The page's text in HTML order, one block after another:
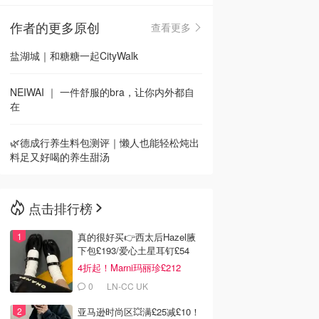
🇳🇿新西兰
作者的更多原创
查看更多
盐湖城｜和糖糖一起CityWalk
NEIWAI ｜ 一件舒服的bra，让你内外都自
在
🌿德成行养生料包测评｜懒人也能轻松炖出
料足又好喝的养生甜汤
点击排行榜
真的很好买👉西太后Hazel腋
下包£193/爱心土星耳钉£54
4折起！Marni玛丽珍£212
0 LN-CC UK
亚马逊时尚区💥满£25减£10！